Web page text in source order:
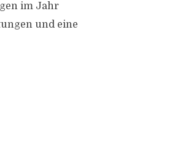
im Jahr
und eine